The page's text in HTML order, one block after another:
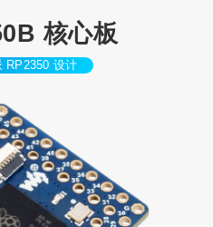
摄
头
触摸屏A
不带电
池
1.8寸触摸屏A
MOLED带电池
1.75寸触摸屏A
MOLED带GPS
核心板
RP2350 设计